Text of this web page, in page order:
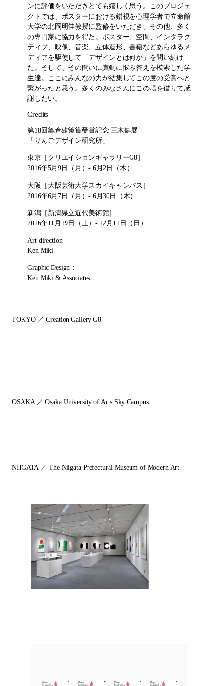
ンに評価をいただきとても嬉しく思う。このプロジェ
クトでは、ポスターにおける錯視を心理学者で立命館
大学の北岡明佳教授に監修をいただき、その他、多く
の専門家に協力を得た。ポスター、空間、インタラク
ティブ、映像、音楽、立体造形、書籍などあらゆるメ
ディアを駆使して「デザインとは何か」を問い続け
た。そして、その問いに真剣に悩み答えを模索した学
生達。ここにみんなの力が結集してこの度の受賞へと
繋がったと思う。多くのみなさんにこの場を借りて感
謝したい。
Credits
第18回亀倉雄策賞受賞記念 三木健展
「りんごデザイン研究所」
東京［クリエイションギャラリーG8］
2016年5月9日（月）- 6月2日（木）
大阪［大阪芸術大学スカイキャンパス］
2016年6月7日（月）- 6月30日（木）
新潟［新潟県立近代美術館］
2016年11月19日（土）- 12月11日（日）
Art direction：
Ken Miki
Graphic Design：
Ken Miki & Associates
TOKYO ／ Creation Gallery G8
OSAKA ／ Osaka University of Arts Sky Campus
NIIGATA ／ The Niigata Prefectural Museum of Modern Art